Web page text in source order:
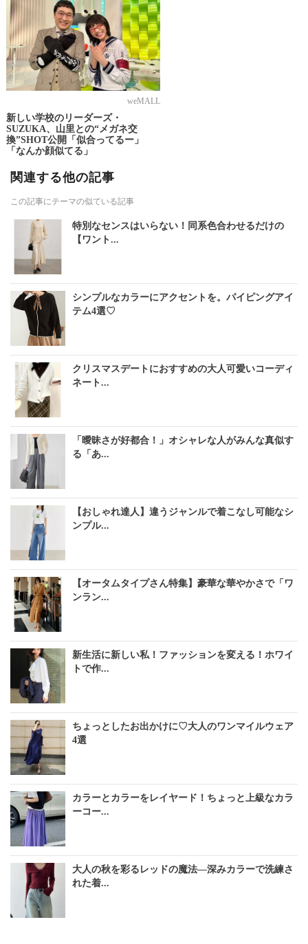
weMALL
新しい学校のリーダーズ・
SUZUKA、山里との“メガネ交
換”SHOT公開「似合ってるー」
「なんか顔似てる」
関連する他の記事
この記事にテーマの似ている記事
特別なセンスはいらない！同系色合わせるだけの
【ワント...
シンプルなカラーにアクセントを。パイピングアイ
テム4選♡
クリスマスデートにおすすめの大人可愛いコーディ
ネート...
「曖昧さが好都合！」オシャレな人がみんな真似す
る「あ...
【おしゃれ達人】違うジャンルで着こなし可能なシ
ンプル...
【オータムタイプさん特集】豪華な華やかさで「ワ
ンラン...
新生活に新しい私！ファッションを変える！ホワイ
トで作...
ちょっとしたお出かけに♡大人のワンマイルウェア
4選
カラーとカラーをレイヤード！ちょっと上級なカラ
ーコー...
大人の秋を彩るレッドの魔法―深みカラーで洗練さ
れた着...